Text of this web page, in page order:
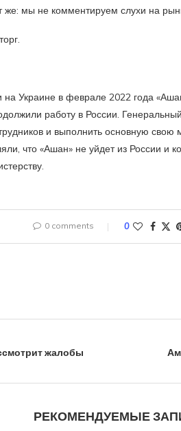
мы не комментируем слухи на
Украине в феврале 2022 года
работу в России.
и выполнить основную
что «Ашан» не уйдет из России и
0 comments 0
жалобы
РЕКОМЕНДУЕМЫЕ